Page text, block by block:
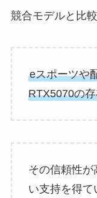
競合モデルと比
eスポーツや
RTX5070の
その信頼性
い支持を得て